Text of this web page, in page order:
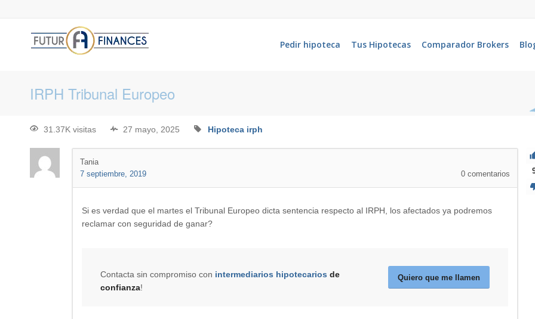
Pedir hipoteca Tus Hipotecas Comparador Brokers
IRPH Tribunal Europeo
31.37K visitas 27 mayo, 2025 Hipoteca irph
Tania
7 septiembre, 2019
0 comentarios
Si es verdad que el martes el Tribunal Europeo dicta sentencia respecto al IRPH, los afectados ya podremos
reclamar con seguridad de ganar?
Contacta sin compromiso con intermediarios hipotecarios de
confianza!
Quiero que me llamen